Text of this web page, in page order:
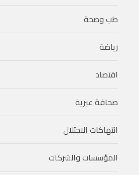
طب وصحة
رياضة
اقتصاد
صحافة عبرية
انتهاكات الاحتلال
المؤسسات والشركات